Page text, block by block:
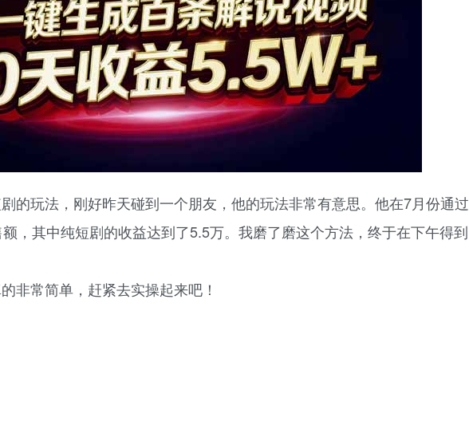
的玩法，刚好昨天碰到一个朋友，他的玩法非常有意思。他在7月份通过
，其中纯短剧的收益达到了5.5万。我磨了磨这个方法，终于在下午得到
非常简单，赶紧去实操起来吧！